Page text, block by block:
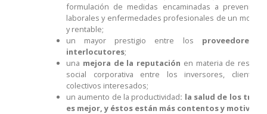
formulación de medidas encaminadas a prevenir
laborales y enfermedades profesionales de un modo
y rentable;
un mayor prestigio entre los proveedores
interlocutores;
una mejora de la reputación en materia de
social corporativa entre los inversores,
colectivos interesados;
un aumento de la productividad: la salud de los
es mejor, y éstos están más contentos y